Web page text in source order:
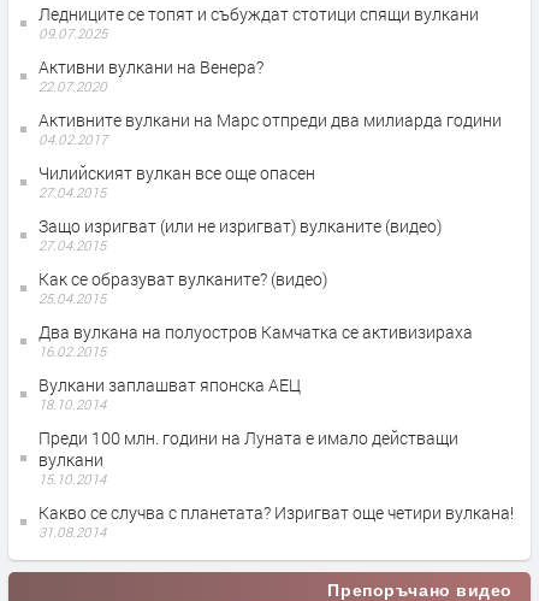
Ледниците се топят и събуждат стотици спящи вулкани
09.07.2025
Активни вулкани на Венера?
22.07.2020
Активните вулкани на Марс отпреди два милиарда години
04.02.2017
Чилийският вулкан все още опасен
27.04.2015
Защо изригват (или не изригват) вулканите (видео)
27.04.2015
Как се образуват вулканите? (видео)
25.04.2015
Два вулкана на полуостров Камчатка се активизираха
16.02.2015
Вулкани заплашват японска АЕЦ
18.10.2014
Преди 100 млн. години на Луната е имало действащи
вулкани
15.10.2014
Какво се случва с планетата? Изригват още четири вулкана!
31.08.2014
Препоръчано видео